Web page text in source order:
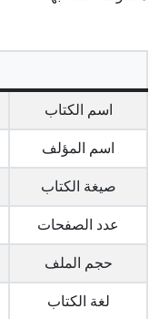
اسم الكتاب
اسم المؤلف
صيغة الكتاب
عدد الصفحات
حجم الملف
لغة الكتاب